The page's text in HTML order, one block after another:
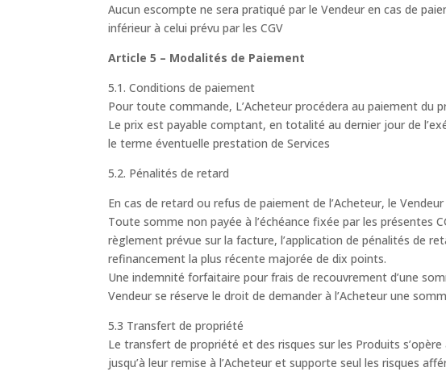
Aucun escompte ne sera pratiqué par le Vendeur en cas de
inférieur à celui prévu par les CGV
Article 5 – Modalités de Paiement
5.1. Conditions de paiement
Pour toute commande, L’Acheteur procédera au paiement du
Le prix est payable comptant, en totalité au dernier jour de
le terme éventuelle prestation de Services
5.2. Pénalités de retard
En cas de retard ou refus de paiement de l’Acheteur, le
Toute somme non payée à l’échéance fixée par les présentes
règlement prévue sur la facture, l’application de pénalités de
refinancement la plus récente majorée de dix points.
Une indemnité forfaitaire pour frais de recouvrement d’une
Vendeur se réserve le droit de demander à l’Acheteur une
5.3 Transfert de propriété
Le transfert de propriété et des risques sur les Produits
jusqu’à leur remise à l’Acheteur et supporte seul les risques